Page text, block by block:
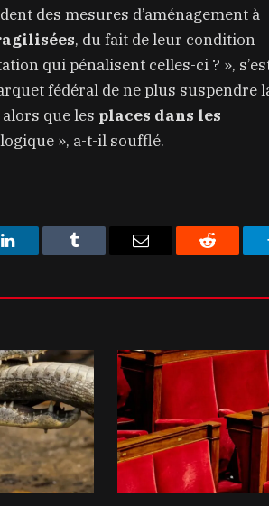
des mesures d’aménagement à
, du fait de leur condition
qui pénalisent celles-ci ? »,
fédéral de ne plus suspendre
que les places dans les
», a-t-il soufflé.
LinkedIn Tumblr Email Reddit